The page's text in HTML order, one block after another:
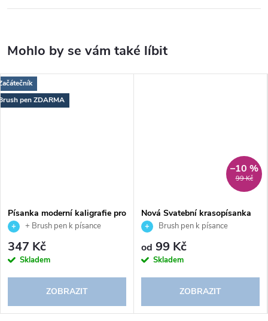
pen ZDARMA
Písanka moderní kaligrafie pro
malý brush pen 2. díl
+ Brush pen k písance
ZDARMA
347 Kč
Skladem
ZOBRAZIT
99 Kč
–10 %
Nová Svatební krasopísanka
pro brushpen i pero
Brush pen k písance
ZDARMA
od 99 Kč
Skladem
ZOBRAZIT